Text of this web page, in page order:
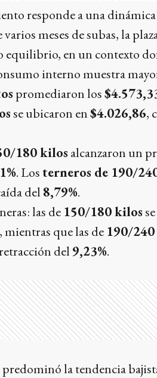
responde a una
meses de subas, la
equilibrio, en un contexto
interno muestra
promediaron los
se ubicaron en$4.026,86,
180 kilos alcanzaron un
. Losterneros de 190/
del 8,79%.
las de 150/180 kilos
, mientras que las de 190/
del9,23%.
la tendencia